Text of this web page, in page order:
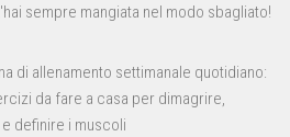
sempre mangiata nel modo sbagliato!
di allenamento settimanale quotidiano:
da fare a casa per dimagrire,
definire i muscoli